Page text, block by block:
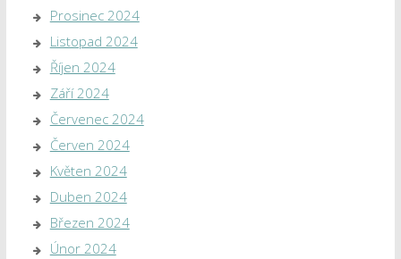
Prosinec 2024
Listopad 2024
Říjen 2024
Září 2024
Červenec 2024
Červen 2024
Květen 2024
Duben 2024
Březen 2024
Únor 2024